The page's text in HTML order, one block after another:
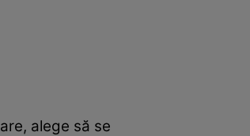
alege să se